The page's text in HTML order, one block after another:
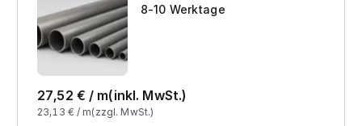
8-10 Werktage
27,52 € / m(inkl. MwSt.)
23,13 € / m(zzgl. MwSt.)